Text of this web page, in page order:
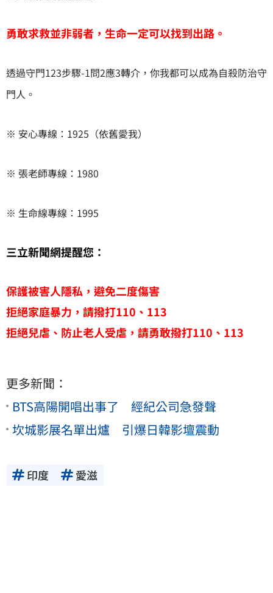
勇敢求救並非弱者，生命一定可以找到出路。
透過守門123步驟-1問2應3轉介，你我都可以成為自殺防治守
門人。
※ 安心專線：1925（依舊愛我）
※ 張老師專線：1980
※ 生命線專線：1995
三立新聞網提醒您：
保護被害人隱私，避免二度傷害
拒絕家庭暴力，請撥打110、113
拒絕兒虐、防止老人受虐，請勇敢撥打110、113
更多新聞：
BTS高陽開唱出事了 經紀公司急發聲
坎城影展名單出爐 引爆日韓影壇震動
印度 愛滋